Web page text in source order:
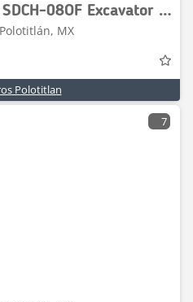
Quantity of (12) SDCH SDCH-08OF Excavator Oil Fil
MX
Polotitlan
7